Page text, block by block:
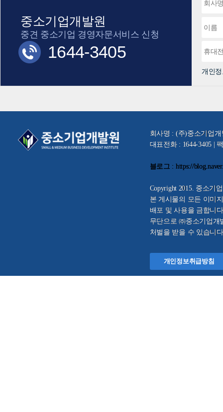
중소기업개발원
중견 중소기업 경영자문서비스 신청
1644-3405
개인
회사명 : (주)중소기업
대표전화 : 1644-3405 |
블로그 : https://
Copyright 2015. 중소기
본 게시물의 모든 이미
배포 및 사용을 금합니
무단으로 ㈜중소기업개
처벌을 받을 수 있습니